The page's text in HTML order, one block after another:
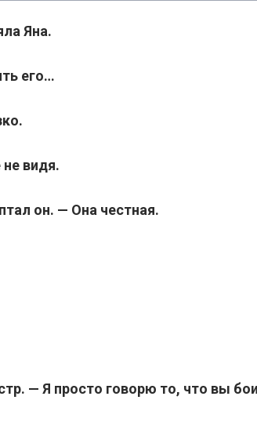
Яна.
его…
видя.
он. — Она честная.
— Я просто говорю то, что вы